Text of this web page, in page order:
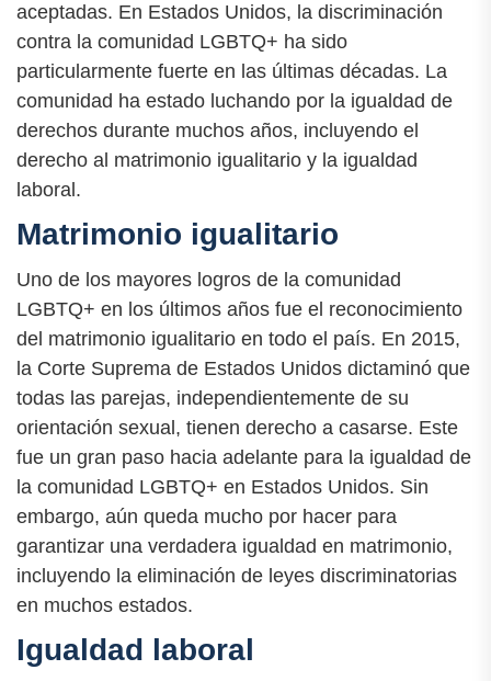
aceptadas. En Estados Unidos, la discriminación
contra la comunidad LGBTQ+ ha sido
particularmente fuerte en las últimas décadas. La
comunidad ha estado luchando por la igualdad de
derechos durante muchos años, incluyendo el
derecho al matrimonio igualitario y la igualdad
laboral.
Matrimonio igualitario
Uno de los mayores logros de la comunidad
LGBTQ+ en los últimos años fue el reconocimiento
del matrimonio igualitario en todo el país. En 2015,
la Corte Suprema de Estados Unidos dictaminó que
todas las parejas, independientemente de su
orientación sexual, tienen derecho a casarse. Este
fue un gran paso hacia adelante para la igualdad de
la comunidad LGBTQ+ en Estados Unidos. Sin
embargo, aún queda mucho por hacer para
garantizar una verdadera igualdad en matrimonio,
incluyendo la eliminación de leyes discriminatorias
en muchos estados.
Igualdad laboral